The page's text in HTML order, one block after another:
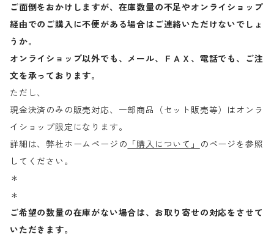
ご面倒をおかけしますが、在庫数量の不足やオンライショップ
経由でのご購入に不便がある場合はご連絡いただけないでしょ
うか。
オンライショップ以外でも、メール、ＦＡＸ、電話でも、ご注
文を承っております。
ただし、
現金決済のみの販売対応、一部商品（セット販売等）はオンラ
イショップ限定になります。
詳細は、弊社ホームページの 「購入について」
のページを参照
してください。
＊
＊
ご希望の数量の在庫がない場合は、お取り寄せの対応をさせて
いただきます。